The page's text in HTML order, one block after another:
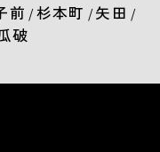
前 / 杉本町 / 矢田 /
破